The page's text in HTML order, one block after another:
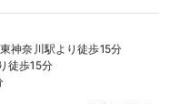
神奈川駅より徒歩15分
徒歩15分